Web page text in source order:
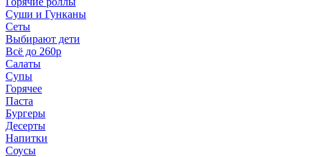
Суши и Гунканы
Сеты
Выбирают дети
Всё до 260р
Салаты
Супы
Горячее
Паста
Бургеры
Десерты
Напитки
Соусы